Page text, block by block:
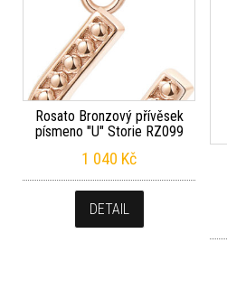
Rosato Bronzový přívěsek
písmeno "U" Storie RZ099
1 040 Kč
DETAIL